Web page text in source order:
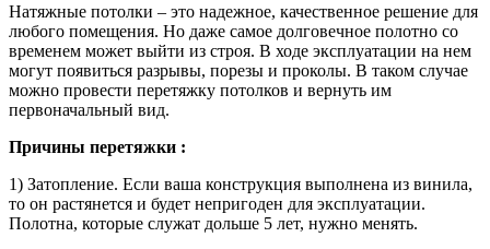
Натяжные потолки – это надежное, качественное решение для
любого помещения. Но даже самое долговечное полотно со
временем может выйти из строя. В ходе эксплуатации на нем
могут появиться разрывы, порезы и проколы. В таком случае
можно провести перетяжку потолков и вернуть им
первоначальный вид.
Причины перетяжки :
1) Затопление. Если ваша конструкция выполнена из винила,
то он растянется и будет непригоден для эксплуатации.
Полотна, которые служат дольше 5 лет, нужно менять.